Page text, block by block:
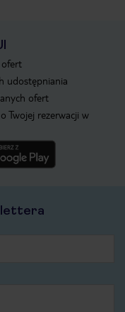
ofert
udostępniania
ofert
Twojej rezerwacji w